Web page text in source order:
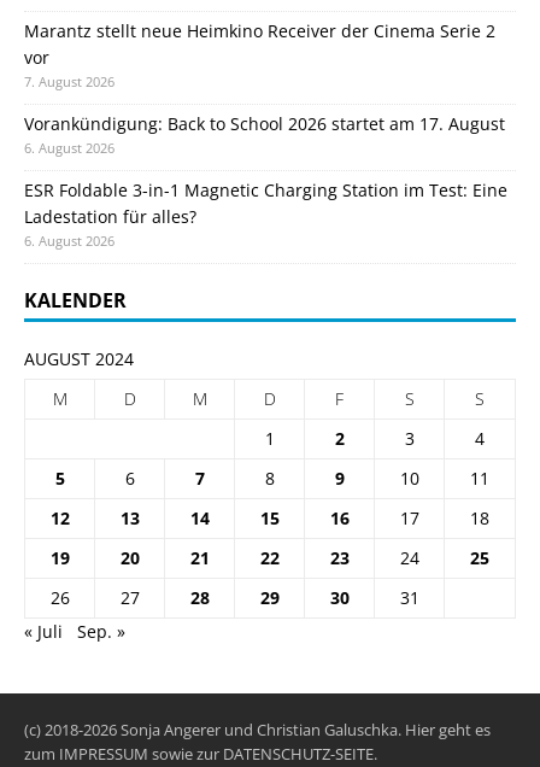
Marantz stellt neue Heimkino Receiver der Cinema Serie 2
vor
7. August 2026
Vorankündigung: Back to School 2026 startet am 17. August
6. August 2026
ESR Foldable 3-in-1 Magnetic Charging Station im Test: Eine
Ladestation für alles?
6. August 2026
KALENDER
AUGUST 2024
M
D M D F S
S
1
2 3
4
5
6 7 8 9 10
11
12
13 14 15 16 17
18
19
20 21 22 23 24
25
26
27 28 29 30
31
« Juli
Sep. »
(c) 2018-2026 Sonja Angerer und Christian Galuschka. Hier geht es
zum IMPRESSUM sowie zur DATENSCHUTZ-SEITE.